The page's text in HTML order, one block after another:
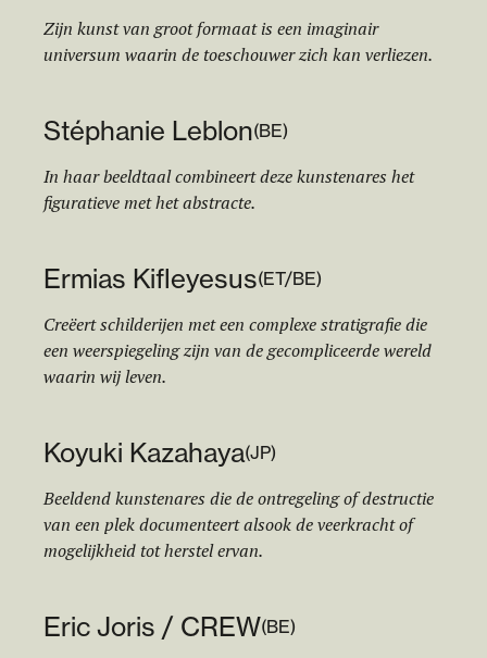
Zijn kunst van groot formaat is een imaginair
universum waarin de toeschouwer zich kan verliezen.
Stéphanie Leblon(BE)
In haar beeldtaal combineert deze kunstenares het
figuratieve met het abstracte.
Ermias Kifleyesus(ET/BE)
Creëert schilderijen met een complexe stratigrafie die
een weerspiegeling zijn van de gecompliceerde wereld
waarin wij leven.
Koyuki Kazahaya(JP)
Beeldend kunstenares die de ontregeling of destructie
van een plek documenteert alsook de veerkracht of
mogelijkheid tot herstel ervan.
Eric Joris / CREW(BE)